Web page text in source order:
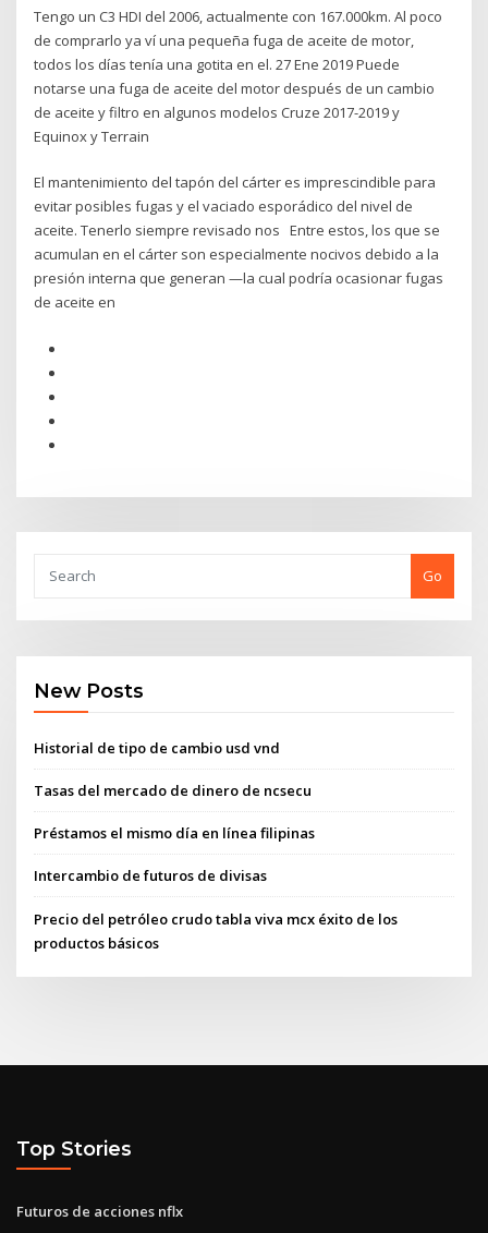
Tengo un C3 HDI del 2006, actualmente con 167.000km. Al poco
de comprarlo ya ví una pequeña fuga de aceite de motor,
todos los días tenía una gotita en el. 27 Ene 2019 Puede
notarse una fuga de aceite del motor después de un cambio
de aceite y filtro en algunos modelos Cruze 2017-2019 y
Equinox y Terrain
El mantenimiento del tapón del cárter es imprescindible para
evitar posibles fugas y el vaciado esporádico del nivel de
aceite. Tenerlo siempre revisado nos Entre estos, los que se
acumulan en el cárter son especialmente nocivos debido a la
presión interna que generan —la cual podría ocasionar fugas
de aceite en
Go
New Posts
Historial de tipo de cambio usd vnd
Tasas del mercado de dinero de ncsecu
Préstamos el mismo día en línea filipinas
Intercambio de futuros de divisas
Precio del petróleo crudo tabla viva mcx éxito de los
productos básicos
Top Stories
Futuros de acciones nflx